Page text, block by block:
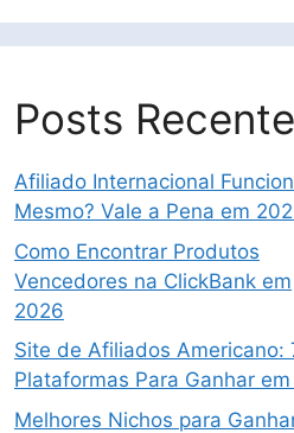
Posts
Afiliado Internacional
Mesmo? Vale a Pena em
Como Encontrar Produtos
Vencedores na ClickBank em
2026
Site de Afiliados Americano:
Plataformas Para Ganhar
Melhores Nichos para